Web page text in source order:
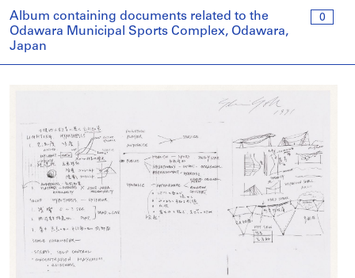
0
Album containing documents related to the
Odawara Municipal Sports Complex, Odawara,
Japan